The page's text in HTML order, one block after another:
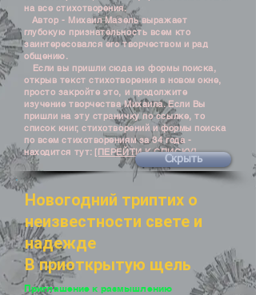
на все стихотворения.
Автор - Михаил Мазель выражает
глубокую признательность всем кто
заинтересовался его творчеством и рад
общению.
Если вы пришли сюда из формы поиска,
открыв текст стихотворения в новом окне,
просто закройте это, и продолжите
изучение творчества Михаила. Если Вы
пришли на эту страничку по ссылке, то
список книг, стихотворений и формы поиска
по всем стихотворениям за 34 года -
находится тут: [ПЕРЕЙТИ К СПИСКУ]
Скрыть
Новогодний триптих о
неизвестности свете и
надежде
В приоткрытую щель
Приглашение к размышлению